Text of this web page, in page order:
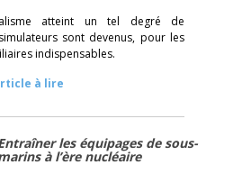
atteint un tel degré de
sont devenus, pour les
indispensables.
à lire
les équipages de sous-
à l’ère nucléaire